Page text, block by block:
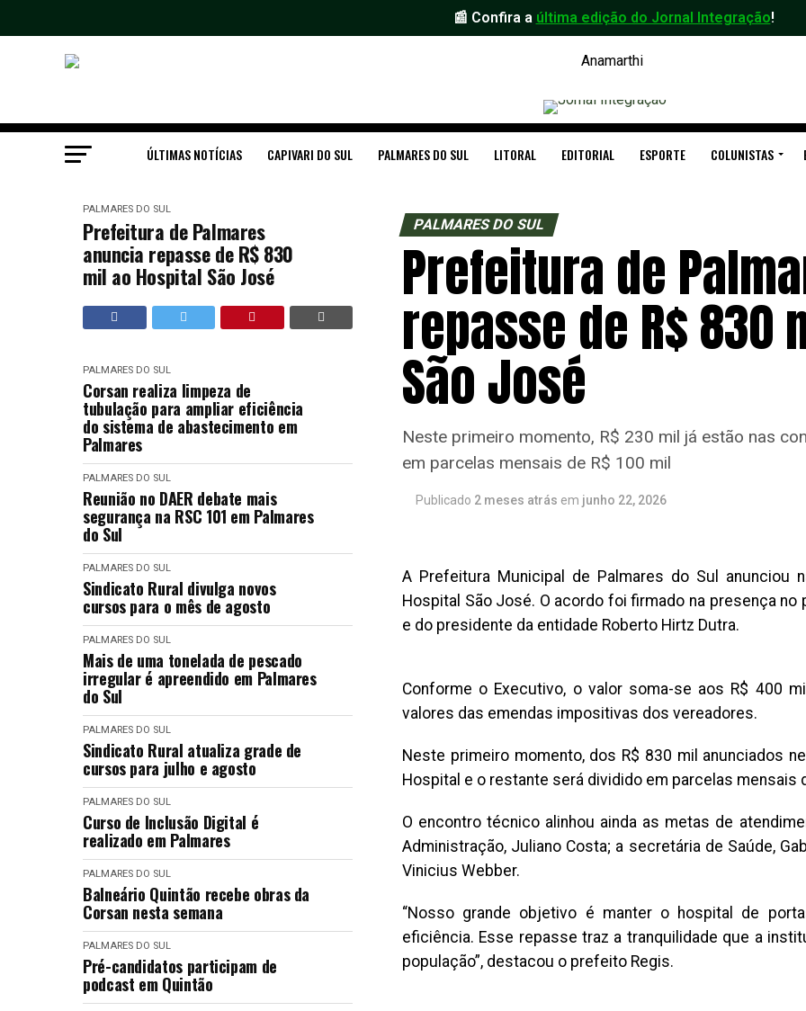
📰 Confira a última edição do Jornal Integração!
ÚLTIMAS NOTÍCIAS CAPIVARI DO SUL PALMARES DO SUL LITORAL EDITORIAL ESPORTE COLUNISTAS
PALMARES DO SUL
Prefeitura de Palmares
anuncia repasse de R$ 830
mil ao Hospital São José
PALMARES DO SUL
Corsan realiza limpeza de
tubulação para ampliar eficiência
do sistema de abastecimento em
Palmares
PALMARES DO SUL
Reunião no DAER debate mais
segurança na RSC 101 em Palmares
do Sul
PALMARES DO SUL
Sindicato Rural divulga novos
cursos para o mês de agosto
PALMARES DO SUL
Mais de uma tonelada de pescado
irregular é apreendido em Palmares
do Sul
PALMARES DO SUL
Sindicato Rural atualiza grade de
cursos para julho e agosto
PALMARES DO SUL
Curso de Inclusão Digital é
realizado em Palmares
PALMARES DO SUL
Balneário Quintão recebe obras da
Corsan nesta semana
PALMARES DO SUL
Pré-candidatos participam de
podcast em Quintão
PALMARES DO SUL
Prefeitura de
repasse de R$ 830
São José
Neste primeiro momento, R$ 230 mil já estão nas
em parcelas mensais de R$ 100 mil
Publicado 2 meses atrás em junho 22, 2026
A Prefeitura Municipal de Palmares do Sul anunciou
Hospital São José. O acordo foi firmado na presença
e do presidente da entidade Roberto Hirtz Dutra.
Conforme o Executivo, o valor soma-se aos R$ 400
valores das emendas impositivas dos vereadores.
Neste primeiro momento, dos R$ 830 mil anunciados
Hospital e o restante será dividido em parcelas mensais
O encontro técnico alinhou ainda as metas de
Administração, Juliano Costa; a secretária de Saúde,
Vinicius Webber.
“Nosso grande objetivo é manter o hospital de
eficiência. Esse repasse traz a tranquilidade que a
população”, destacou o prefeito Regis.